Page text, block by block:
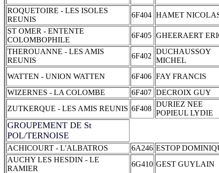
ROQUETOIRE - LES ISOLES
REUNIS
6F404 HAMET
ST OMER - ENTENTE
COLOMBOPHILE
6F405 GHEERAERT
THEROUANNE - LES AMIS
REUNIS
6F402
DUCHAUSSOY
MICHEL
WATTEN - UNION WATTEN
6F406 FAY FRANCIS
WIZERNES - LA COLOMBE
6F407 DECROIX GUY
ZUTKERQUE - LES AMIS REUNIS 6F408
DURIEZ NEE
POPIEUL LYDIE
GROUPEMENT DE St
POL/TERNOISE
ACHICOURT - L'ALBATROS 6A246 ESTOP
AUCHY LES HESDIN - LE
RAMIER
6G410 GEST GUYLAIN